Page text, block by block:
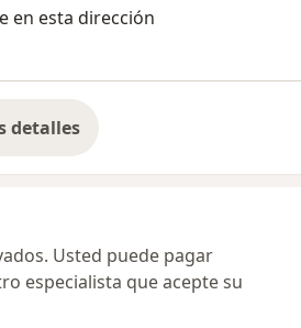
en esta dirección
detalles
la dirección
Usted puede pagar
especialista que acepte su